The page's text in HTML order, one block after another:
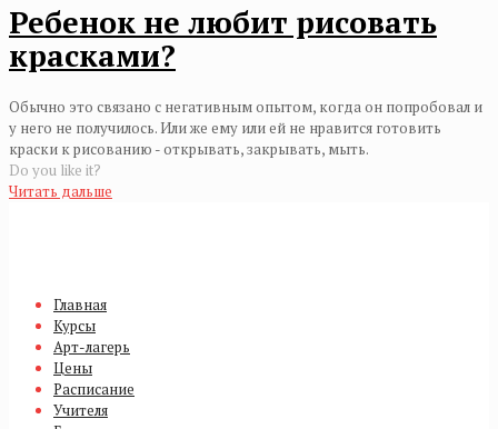
Ребенок не любит рисовать
красками?
Обычно это связано с негативным опытом, когда он попробовал и
у него не получилось. Или же ему или ей не нравится готовить
краски к рисованию - открывать, закрывать, мыть.
Do you like it?
Читать дальше
Главная
Курсы
Арт-лагерь
Цены
Расписание
Учителя